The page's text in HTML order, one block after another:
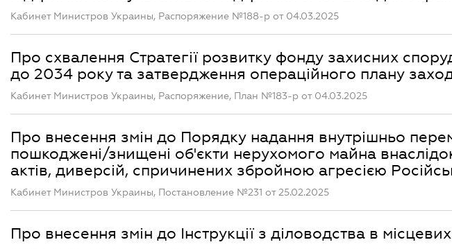
Кабинет Министров Украины, Распоряжение №188-р от 04.03.2025
Про схвалення Стратегії розвитку фонду захисних
до 2034 року та затвердження операційного плану
Кабинет Министров Украины, Распоряжение, План №183-р от 04.03.2025
Про внесення змін до Порядку надання внутрішньо
пошкоджені/знищені об'єкти нерухомого майна
актів, диверсій, спричинених збройною агресією
Кабинет Министров Украины, Постановление №231 от 25.02.2025
Про внесення змін до Інструкції з діловодства в